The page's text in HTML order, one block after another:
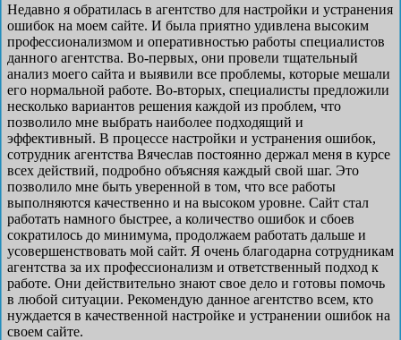
Недавно я обратилась в агентство для настройки и устранения
ошибок на моем сайте. И была приятно удивлена высоким
профессионализмом и оперативностью работы специалистов
данного агентства. Во-первых, они провели тщательный
анализ моего сайта и выявили все проблемы, которые мешали
его нормальной работе. Во-вторых, специалисты предложили
несколько вариантов решения каждой из проблем, что
позволило мне выбрать наиболее подходящий и
эффективный. В процессе настройки и устранения ошибок,
сотрудник агентства Вячеслав постоянно держал меня в курсе
всех действий, подробно объясняя каждый свой шаг. Это
позволило мне быть уверенной в том, что все работы
выполняются качественно и на высоком уровне. Сайт стал
работать намного быстрее, а количество ошибок и сбоев
сократилось до минимума, продолжаем работать дальше и
усовершенствовать мой сайт. Я очень благодарна сотрудникам
агентства за их профессионализм и ответственный подход к
работе. Они действительно знают свое дело и готовы помочь
в любой ситуации. Рекомендую данное агентство всем, кто
нуждается в качественной настройке и устранении ошибок на
своем сайте.